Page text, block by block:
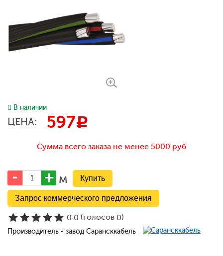
В наличии
ЦЕНА: 597c
Сумма всего заказа не менее 5000 руб
м
Запрос коммерческого предложения
0.0 (голосов 0)
Производитель - завод Сарансккабель